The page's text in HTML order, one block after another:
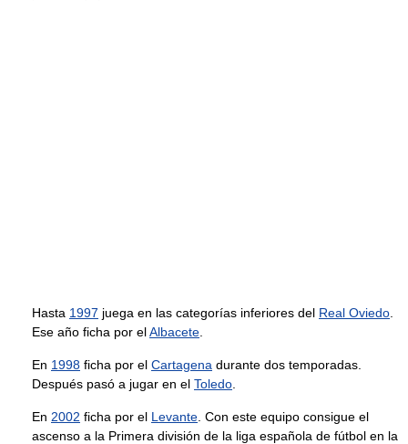
Hasta 1997 juega en las categorías inferiores del Real Oviedo
Ese año ficha por elAlbacete
En 1998 ficha por el Cartagena durante dos temporadas.
Después pasó a jugar en el Toledo
En 2002 ficha por el Levante . Con este equipo consigue el
ascenso a la Primera división de la liga española de fútbol en la